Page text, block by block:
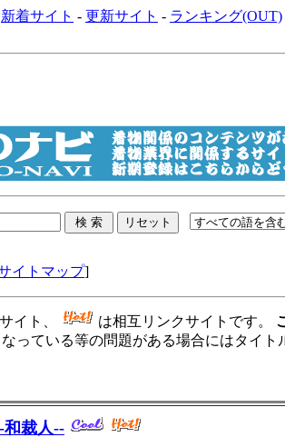
新着サイト - 更新サイト - ランキング(OUT)
イトマップ]
イト、 は相互リンクサイトです。
っている等の問題がある場合にはタイト
和裁人--